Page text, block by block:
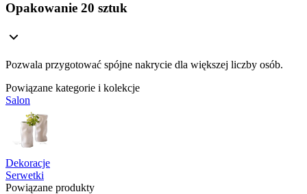
Opakowanie 20 sztuk
Pozwala przygotować spójne nakrycie dla większej liczby osób.
Powiązane kategorie i kolekcje
Salon
Dekoracje
Serwetki
Powiązane produkty